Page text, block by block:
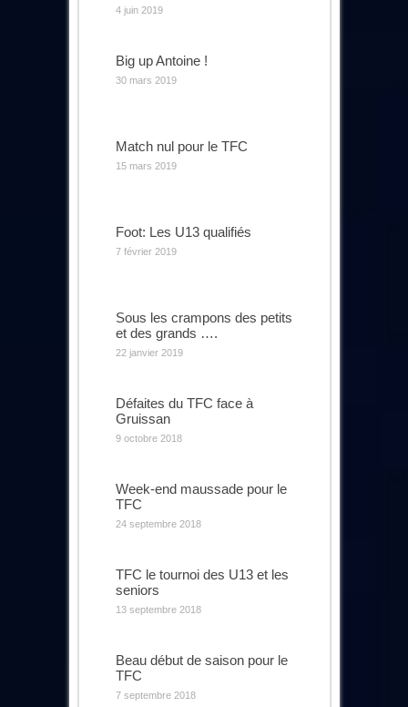
4 juin 2019
Big up Antoine !
30 mars 2019
Match nul pour le TFC
15 mars 2019
Foot: Les U13 qualifiés
7 février 2019
Sous les crampons des petits
et des grands ….
22 janvier 2019
Défaites du TFC face à
Gruissan
9 octobre 2018
Week-end maussade pour le
TFC
24 septembre 2018
TFC le tournoi des U13 et les
seniors
13 septembre 2018
Beau début de saison pour le
TFC
7 septembre 2018